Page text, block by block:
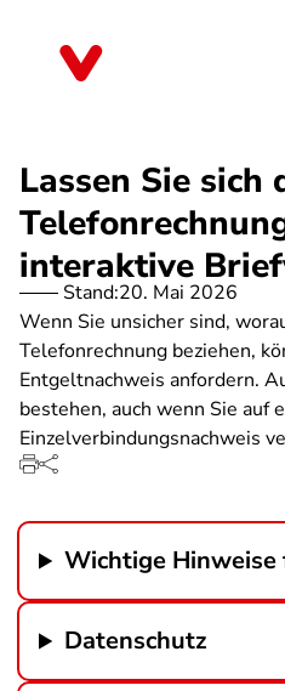
Lassen Sie sich
interaktive
Stand:20. Mai 2026
Wenn Sie unsicher sind,
Telefonrechnung beziehen,
Entgeltnachweis anfordern.
bestehen, auch wenn Sie auf
Einzelverbindungsnachweis
Wichtige Hinweise
Datenschutz